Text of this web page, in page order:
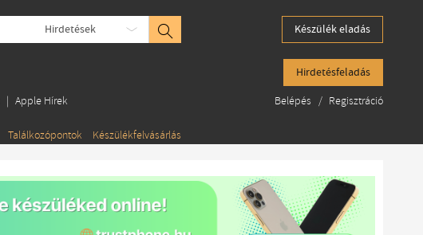
Hirdetések Készülék eladás
Hirdetésfeladás
Apple Hírek
Találkozópontok Készülékfelvásárlás
Belépés / Regisztráció